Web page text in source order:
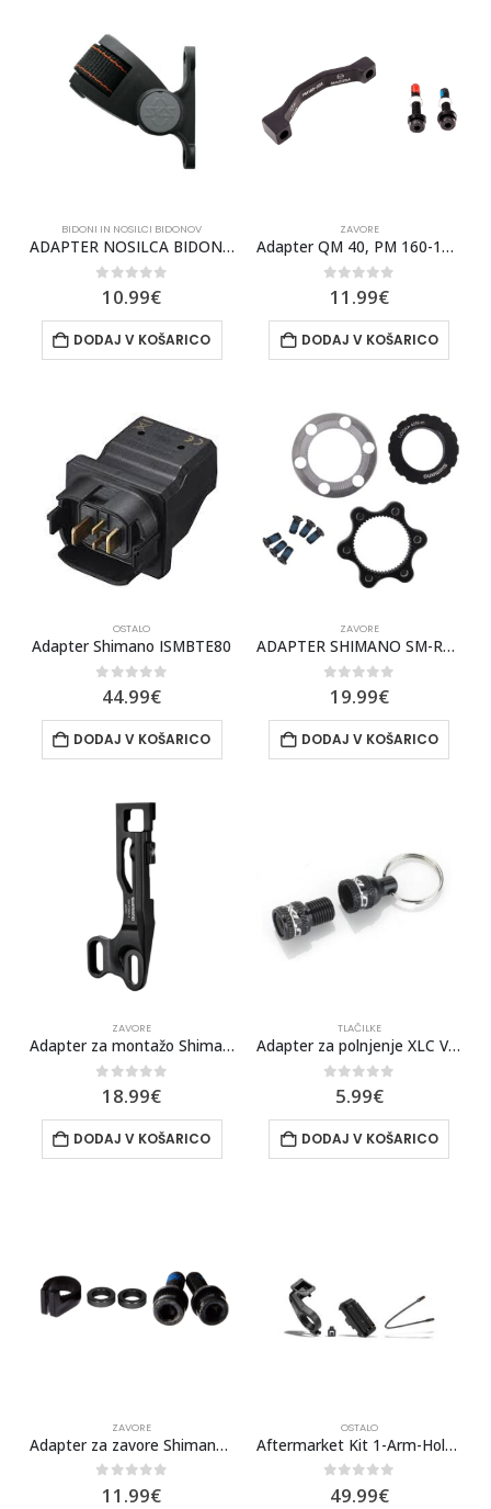
BIDONI IN NOSILCI BIDONOV
ADAPTER NOSILCA BIDONA SKS POWERSTRAP QR
0out of 5
10.99€
DODAJ V KOŠARICO
ZAVORE
Adapter QM 40, PM 160-180 / PM 140-160
0out of 5
11.99€
DODAJ V KOŠARICO
OSTALO
Adapter Shimano ISMBTE80
out of 5
44.99€
DODAJ V KOŠARICO
ZAVORE
ADAPTER SHIMANO SM-RTAD05, IZ CENTERLOCK NA 6-VIJAKOV
0out of 5
19.99€
DODAJ V KOŠARICO
ZAVORE
Adapter za montažo Shimano Di2 menjalnika
0out of 5
18.99€
DODAJ V KOŠARICO
TLAČILKE
Adapter za polnjenje XLC Valve Adapter, AV to DV/SV PU-X07
out of 5
5.99€
DODAJ V KOŠARICO
ZAVORE
Adapter za zavore Shimano PM-PM 200 mm -> 203 mm (SM-MA-F203P/PL2)
0out of 5
11.99€
OSTALO
Aftermarket Kit 1-Arm-Holder 35,0 mm (BDSYYYY)
out of 5
49.99€